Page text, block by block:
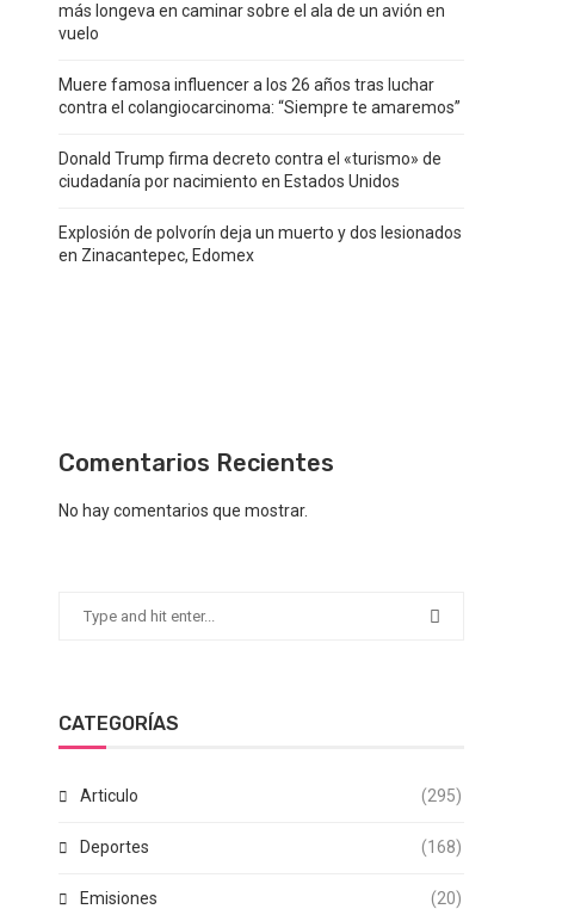
más longeva en caminar sobre el ala de un avión en
vuelo
Muere famosa influencer a los 26 años tras luchar
contra el colangiocarcinoma: “Siempre te amaremos”
Donald Trump firma decreto contra el «turismo» de
ciudadanía por nacimiento en Estados Unidos
Explosión de polvorín deja un muerto y dos lesionados
en Zinacantepec, Edomex
Comentarios Recientes
No hay comentarios que mostrar.
CATEGORÍAS
Articulo (295)
Deportes (168)
Emisiones (20)